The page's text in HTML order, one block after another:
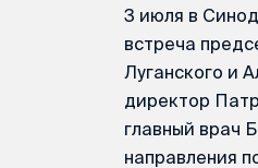
3 июля в
встреча
Луганского и
директор
главный врач
направления